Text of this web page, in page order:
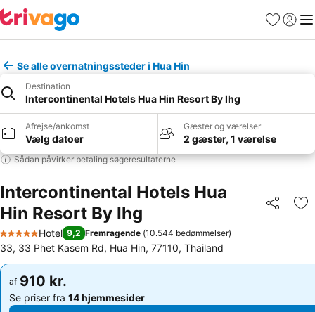
Favoritter
Log ind
Se alle overnatningssteder i Hua Hin
Destination
Intercontinental Hotels Hua Hin Resort By Ihg
Afrejse/ankomst
Vælg datoer
Gæster og værelser
2 gæster, 1 værelse
Sådan påvirker betaling søgeresultaterne
Intercontinental Hotels Hua
Hin Resort By Ihg
Del
5 Stjerner
Hotel 9,2 Fremragende (10.544 bedømmelser)
33, 33 Phet Kasem Rd, Hua Hin, 77110, Thailand
af 910 kr.
Se priser fra 14 hjemmesider
af 910 kr.
Se priser fra 14 hjemmesider